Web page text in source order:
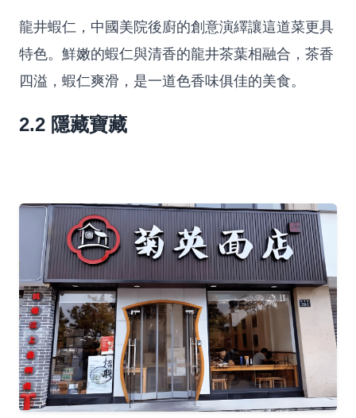
龍井蝦仁，中國美院後廚的創意演繹讓這道菜更具
特色。鮮嫩的蝦仁與清香的龍井茶葉相融合，茶香
四溢，蝦仁爽滑，是一道色香味俱佳的美食。
2.2 隱藏寶藏